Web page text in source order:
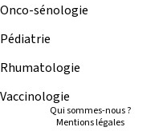
Onco-sénologie
Pédiatrie
Rhumatologie
Vaccinologie
Qui sommes-nous ?
Mentions légales